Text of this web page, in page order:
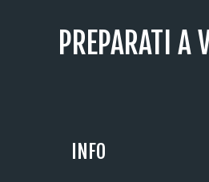
PREPARATI A
INFO